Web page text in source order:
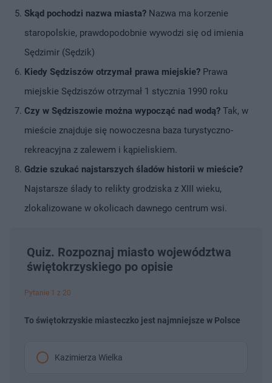
Skąd pochodzi nazwa miasta? Nazwa ma korzenie
staropolskie, prawdopodobnie wywodzi się od imienia
Sędzimir (Sędzik)
Kiedy Sędziszów otrzymał prawa miejskie? Prawa
miejskie Sędziszów otrzymał 1 stycznia 1990 roku
Czy w Sędziszowie można wypocząć nad wodą? Tak, w
mieście znajduje się nowoczesna baza turystyczno-
rekreacyjna z zalewem i kąpieliskiem.
Gdzie szukać najstarszych śladów historii w mieście?
Najstarsze ślady to relikty grodziska z XIII wieku,
zlokalizowane w okolicach dawnego centrum wsi.
Quiz. Rozpoznaj miasto województwa
świętokrzyskiego po opisie
Pytanie 1 z 20
To świętokrzyskie miasteczko jest najmniejsze w Polsce
Kazimierza Wielka